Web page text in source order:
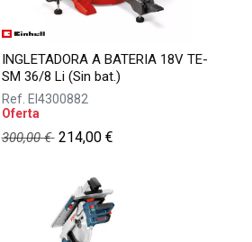
INGLETADORA A BATERIA 18V TE-
SM 36/8 Li (Sin bat.)
Ref. EI4300882
Oferta
300,00€ 214,00€